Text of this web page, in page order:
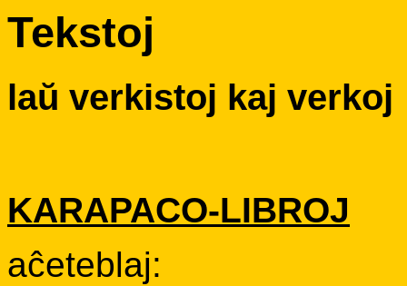
Tekstoj
laŭ verkistoj kaj verkoj
KARAPACO-LIBROJ
aĉeteblaj: